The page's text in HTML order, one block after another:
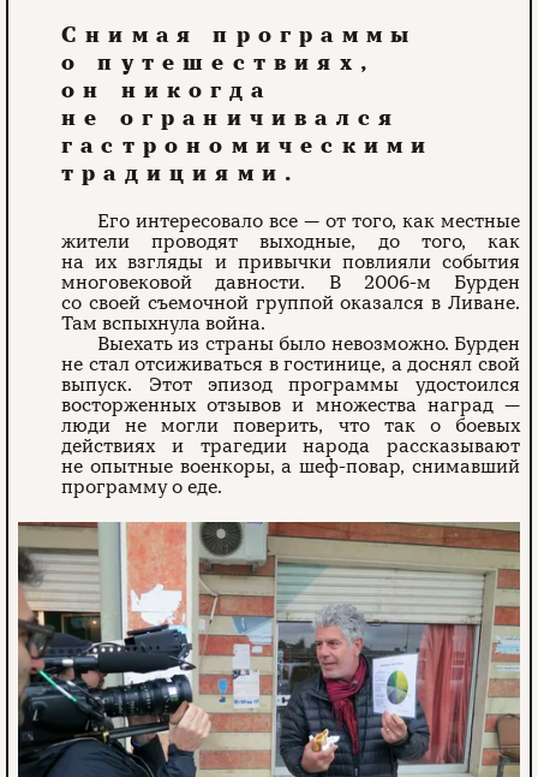
Снимая программы
о путешествиях,
он никогда
не ограничивался
гастрономическими
традициями.
Его интересовало все — от того, как местные
жители проводят выходные, до того, как
на их взгляды и привычки повлияли события
многовековой давности. В 2006-м Бурден
со своей съемочной группой оказался в Ливане.
Там вспыхнула война.
Выехать из страны было невозможно. Бурден
не стал отсиживаться в гостинице, а доснял свой
выпуск. Этот эпизод программы удостоился
восторженных отзывов и множества наград —
люди не могли поверить, что так о боевых
действиях и трагедии народа рассказывают
не опытные военкоры, а шеф-повар, снимавший
программу о еде.